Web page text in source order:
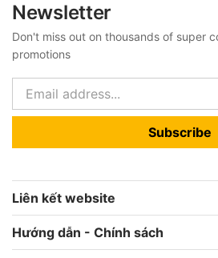
Newsletter
Don't miss out on thousands of super
promotions
Subscribe
Liên kết website
Hướng dẫn - Chính sách